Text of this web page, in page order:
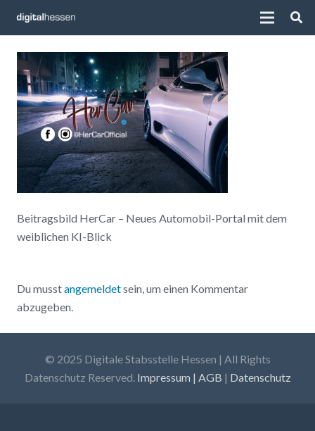
Beitragsbild HerCar – Neues Automobil-Portal mit dem
weiblichen KI-Blick
Du musstangemeldetsein, um einen Kommentar
abzugeben.
© 2025 Digitale Stabsstelle Hessen | All Rights
Datenschutz Reserved. Impressum | AGB | Datenschutz